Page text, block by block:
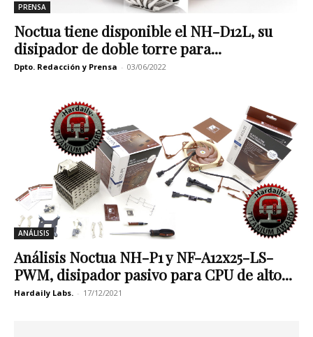
PRENSA
Noctua tiene disponible el NH-D12L, su
disipador de doble torre para...
Dpto. Redacción y Prensa - 03/06/2022
ANÁLISIS
Análisis Noctua NH-P1 y NF-A12x25-LS-
PWM, disipador pasivo para CPU de alto...
Hardaily Labs. - 17/12/2021